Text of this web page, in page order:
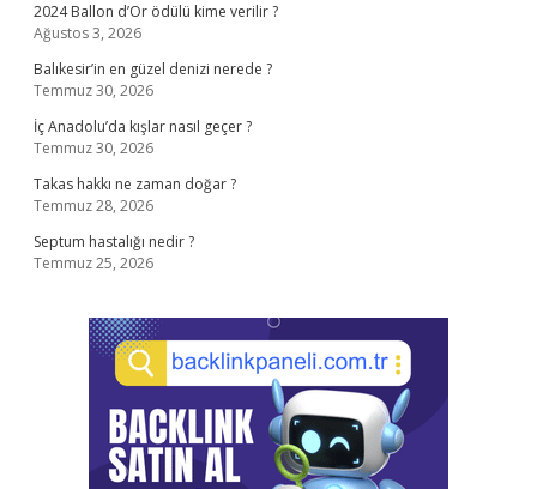
2024 Ballon d’Or ödülü kime verilir ?
Ağustos 3, 2026
Balıkesir’in en güzel denizi nerede ?
Temmuz 30, 2026
İç Anadolu’da kışlar nasıl geçer ?
Temmuz 30, 2026
Takas hakkı ne zaman doğar ?
Temmuz 28, 2026
Septum hastalığı nedir ?
Temmuz 25, 2026